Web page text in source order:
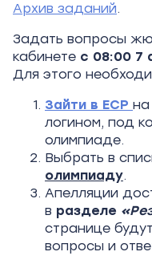
Архив заданий.
Задать вопросы
кабинете с 08:00 7
Для этого
Зайти в ЕСР
логином, под
олимпиаде.
Выбрать в
олимпиаду.
Апелляции
в разделе
странице
вопросы и